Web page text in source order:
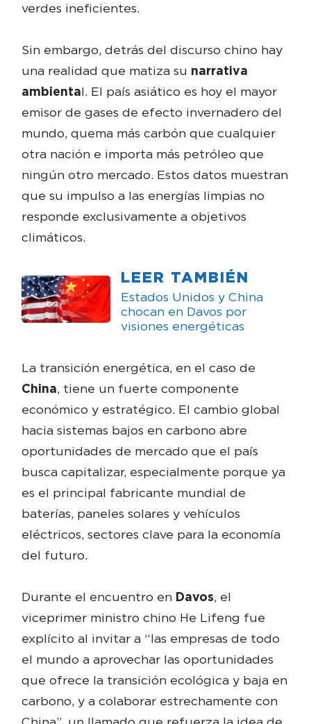
verdes ineficientes.
Sin embargo, detrás del discurso chino hay
una realidad que matiza su narrativa
ambiental. El país asiático es hoy el mayor
emisor de gases de efecto invernadero del
mundo, quema más carbón que cualquier
otra nación e importa más petróleo que
ningún otro mercado. Estos datos muestran
que su impulso a las energías limpias no
responde exclusivamente a objetivos
climáticos.
LEER TAMBIÉN
Estados Unidos y China
chocan en Davos por
visiones energéticas
La transición energética, en el caso de
China, tiene un fuerte componente
económico y estratégico. El cambio global
hacia sistemas bajos en carbono abre
oportunidades de mercado que el país
busca capitalizar, especialmente porque ya
es el principal fabricante mundial de
baterías, paneles solares y vehículos
eléctricos, sectores clave para la economía
del futuro.
Durante el encuentro en Davos, el
viceprimer ministro chino He Lifeng fue
explícito al invitar a “las empresas de todo
el mundo a aprovechar las oportunidades
que ofrece la transición ecológica y baja en
carbono, y a colaborar estrechamente con